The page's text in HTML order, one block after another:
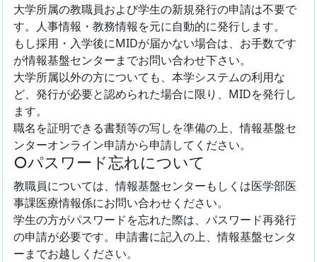
大学所属の教職員および学生の新規発行の申請は不要で
す。人事情報・教務情報を元に自動的に発行します。
もし採用・入学後にMIDが届かない場合は、お手数です
が情報基盤センターまでお問い合わせ下さい。
大学所属以外の方についても、本学システムの利用な
ど、発行が必要と認められた場合に限り、MIDを発行し
ます。
職名を証明できる書類等の写しを準備の上、情報基盤セ
ンターオンライン申請から申請してください。
○パスワード忘れについて
教職員については、情報基盤センターもしくは医学部医
事課医療情報係にお問い合わせください。
学生の方がパスワードを忘れた際は、パスワード再発行
の申請が必要です。申請書に記入の上、情報基盤センタ
ーまでお越しください。